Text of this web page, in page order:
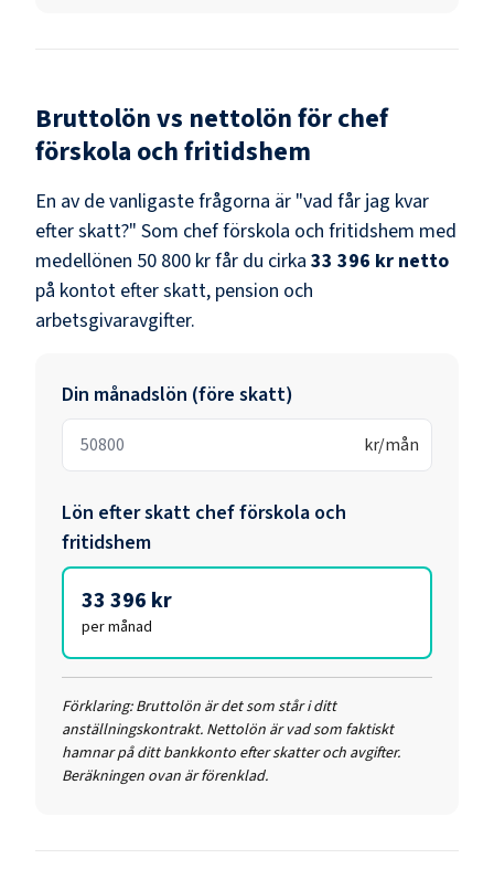
Bruttolön vs nettolön förchef
förskola och fritidshem
En av de vanligaste frågorna är "vad får jag kvar
efter skatt?" Som chef förskola och fritidshem med
medellönen 50 800 krfår du cirka 33 396 kr netto
på kontot efter skatt, pension och
arbetsgivaravgifter.
Din månadslön (före skatt)
kr/mån
Lön efter skatt chef förskola och
fritidshem
33 396 kr
per månad
Förklaring: Bruttolön är det som står i ditt
anställningskontrakt. Nettolön är vad som faktiskt
hamnar på ditt bankkonto efter skatter och avgifter.
Beräkningen ovan är förenklad.